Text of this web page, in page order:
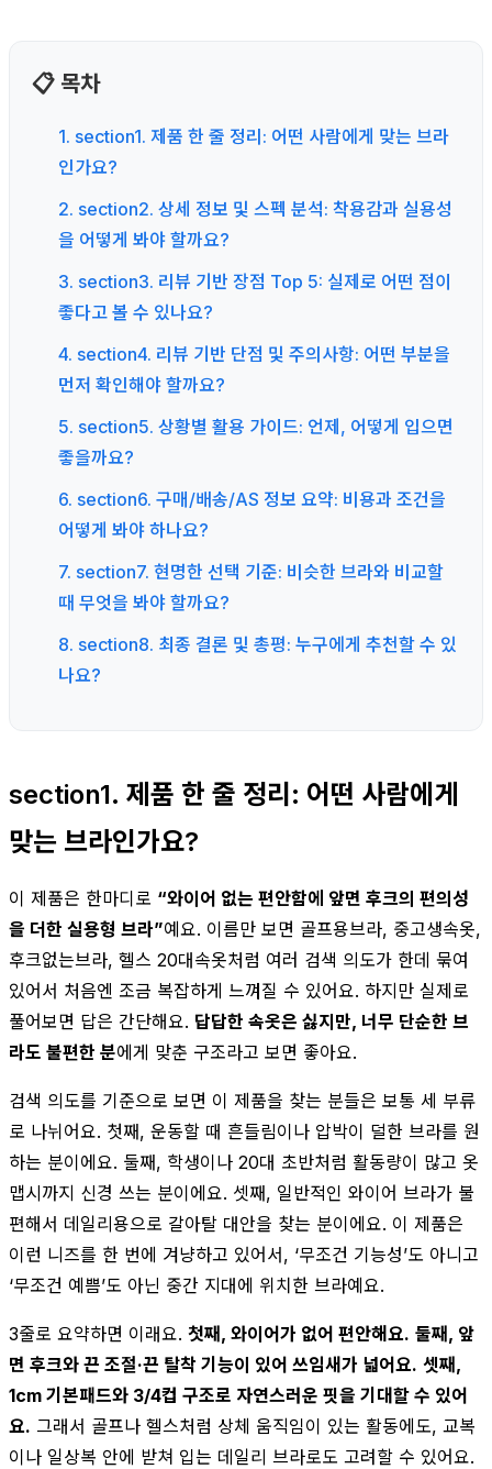
📋 목차
1. section1. 제품 한 줄 정리: 어떤 사람에게 맞는 브라
인가요?
2. section2. 상세 정보 및 스펙 분석: 착용감과 실용성
을 어떻게 봐야 할까요?
3. section3. 리뷰 기반 장점 Top 5: 실제로 어떤 점이
좋다고 볼 수 있나요?
4. section4. 리뷰 기반 단점 및 주의사항: 어떤 부분을
먼저 확인해야 할까요?
5. section5. 상황별 활용 가이드: 언제, 어떻게 입으면
좋을까요?
6. section6. 구매/배송/AS 정보 요약: 비용과 조건을
어떻게 봐야 하나요?
7. section7. 현명한 선택 기준: 비슷한 브라와 비교할
때 무엇을 봐야 할까요?
8. section8. 최종 결론 및 총평: 누구에게 추천할 수 있
나요?
section1. 제품 한 줄 정리: 어떤 사람에게
맞는 브라인가요?
이 제품은 한마디로 “와이어 없는 편안함에 앞면 후크의 편의성
을 더한 실용형 브라”예요. 이름만 보면 골프용브라, 중고생속옷,
후크없는브라, 헬스 20대속옷처럼 여러 검색 의도가 한데 묶여
있어서 처음엔 조금 복잡하게 느껴질 수 있어요. 하지만 실제로
풀어보면 답은 간단해요. 답답한 속옷은 싫지만, 너무 단순한 브
라도 불편한 분에게 맞춘 구조라고 보면 좋아요.
검색 의도를 기준으로 보면 이 제품을 찾는 분들은 보통 세 부류
로 나뉘어요. 첫째, 운동할 때 흔들림이나 압박이 덜한 브라를 원
하는 분이에요. 둘째, 학생이나 20대 초반처럼 활동량이 많고 옷
맵시까지 신경 쓰는 분이에요. 셋째, 일반적인 와이어 브라가 불
편해서 데일리용으로 갈아탈 대안을 찾는 분이에요. 이 제품은
이런 니즈를 한 번에 겨냥하고 있어서, ‘무조건 기능성’도 아니고
‘무조건 예쁨’도 아닌 중간 지대에 위치한 브라예요.
3줄로 요약하면 이래요. 첫째, 와이어가 없어 편안해요. 둘째, 앞
면 후크와 끈 조절·끈 탈착 기능이 있어 쓰임새가 넓어요. 셋째,
1cm 기본패드와 3/4컵 구조로 자연스러운 핏을 기대할 수 있어
요. 그래서 골프나 헬스처럼 상체 움직임이 있는 활동에도, 교복
이나 일상복 안에 받쳐 입는 데일리 브라로도 고려할 수 있어요.